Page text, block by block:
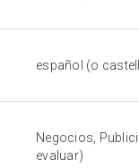
español (o
Negocios,
evaluar)